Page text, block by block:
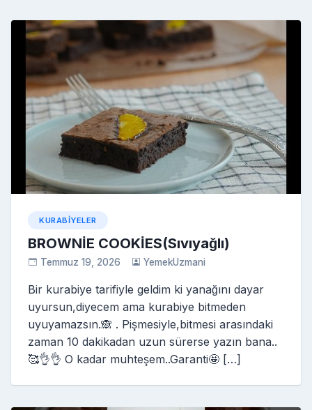
KURABIYELER
BROWNİE COOKİES(Sıvıyağlı)
Temmuz 19, 2026 YemekUzmani
Bir kurabiye tarifiyle geldim ki yanağını dayar
uyursun,diyecem ama kurabiye bitmeden
uyuyamazsın.🙈 . Pişmesiyle,bitmesi arasındaki
zaman 10 dakikadan uzun sürerse yazın bana..
🥰👌👌 O kadar muhteşem..Garanti🤩 […]